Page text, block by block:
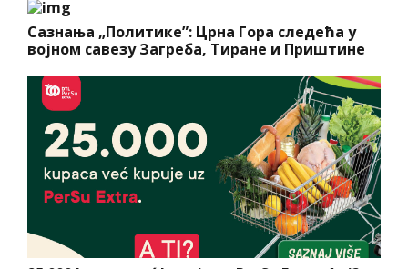
Сазнања „Политике”: Црна Гора следећа у
војном савезу Загреба, Тиране и Приштине